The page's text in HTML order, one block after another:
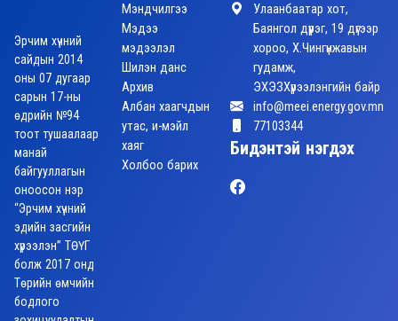
Эрчим хүчний
сайдын 2014
оны 07 дугаар
сарын 17-ны
өдрийн №94
тоот тушаалаар
манай
байгууллагын
оноосон нэр
“Эрчим хүчний
эдийн засгийн
хүрээлэн” ТӨҮГ
болж 2017 онд
Төрийн өмчийн
бодлого
Мэндчилгээ
Мэдээ
мэдээлэл
Шилэн данс
Архив
Албан хаагчдын
утас, и-мэйл
хаяг
Холбоо барих
Улаанбаатар хот,
Баянгол дүүрэг, 19 дүгээр
хороо, Х.Чингүнжавын
гудамж,
ЭХЭЗХүрээлэнгийн байр
info@meei.energy.gov.mn
77103344
Бидэнтэй нэгдэх